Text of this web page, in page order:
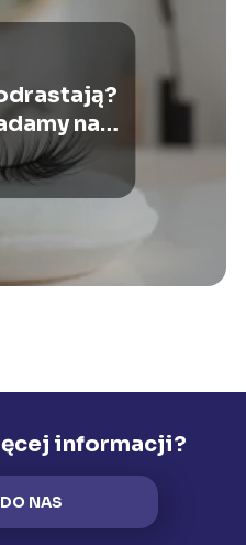
na
pytania
informacji?
NAS